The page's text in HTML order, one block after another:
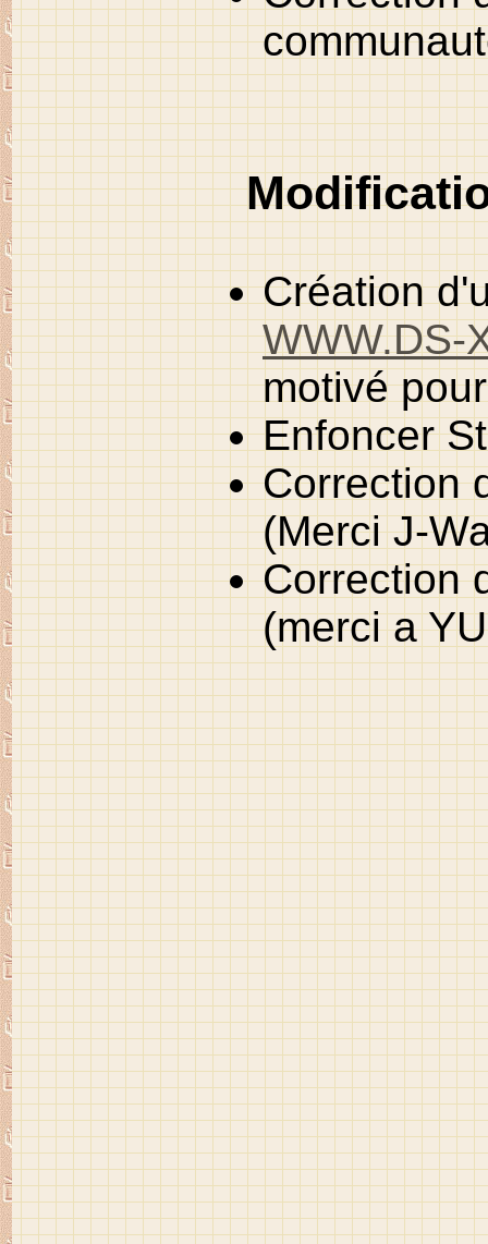
Création
WWW.DS-
motivé
Enfoncer
Correction
(Merci J-
Correction
(merci a